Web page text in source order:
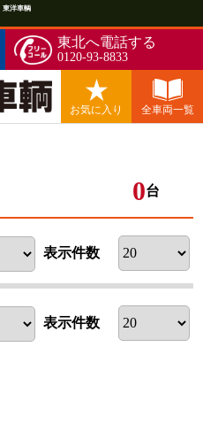
東洋車輌
東北へ電話する
0120-93-8833
お気に入り 全車両一覧
0台
表示件数
表示件数